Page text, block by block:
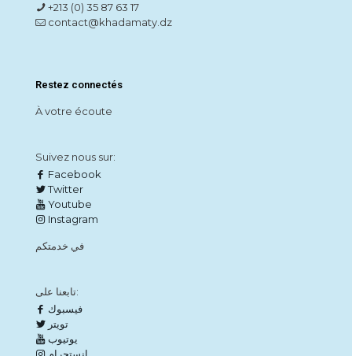
+213 (0) 35 87 63 17
contact@khadamaty.dz
Restez connectés
À votre écoute
Suivez nous sur:
Facebook
Twitter
Youtube
Instagram
في خدمتكم
تابعنا على:
فيسبوك
تويتر
يوتيوب
انستجرام